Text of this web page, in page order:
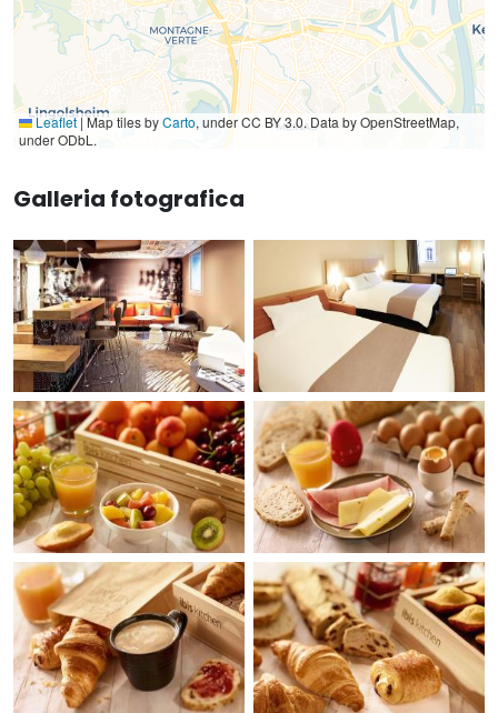
Leaflet |Map tiles byCarto, under CC BY 3.0. Data by OpenStreetMap,
under ODbL.
Galleria fotografica